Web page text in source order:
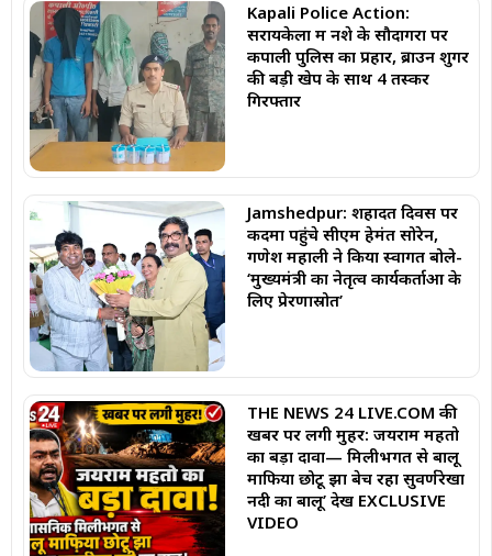
Kapali Police Action:
सरायकेला में नशे के सौदागरों पर
कपाली पुलिस का प्रहार, ब्राउन शुगर
की बड़ी खेप के साथ 4 तस्कर
गिरफ्तार
Jamshedpur: शहादत दिवस पर
कदमा पहुंचे सीएम हेमंत सोरेन,
गणेश महाली ने किया स्वागत बोले-
‘मुख्यमंत्री का नेतृत्व कार्यकर्ताओं के
लिए प्रेरणास्रोत’
THE NEWS 24 LIVE.COM की
खबर पर लगी मुहर: जयराम महतो
का बड़ा दावा— मिलीभगत से बालू
माफिया छोटू झा बेच रहा सुवर्णरेखा
नदी का बालू’ देखें EXCLUSIVE
VIDEO